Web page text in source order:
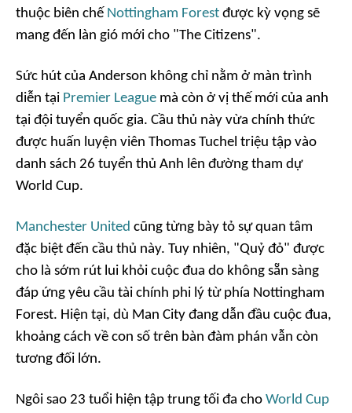
thuộc biên chế Nottingham Forest được kỳ vọng sẽ
mang đến làn gió mới cho "The Citizens".
Sức hút của Anderson không chỉ nằm ở màn trình
diễn tại Premier League mà còn ở vị thế mới của anh
tại đội tuyển quốc gia. Cầu thủ này vừa chính thức
được huấn luyện viên Thomas Tuchel triệu tập vào
danh sách 26 tuyển thủ Anh lên đường tham dự
World Cup.
Manchester United cũng từng bày tỏ sự quan tâm
đặc biệt đến cầu thủ này. Tuy nhiên, "Quỷ đỏ" được
cho là sớm rút lui khỏi cuộc đua do không sẵn sàng
đáp ứng yêu cầu tài chính phi lý từ phía Nottingham
Forest. Hiện tại, dù Man City đang dẫn đầu cuộc đua,
khoảng cách về con số trên bàn đàm phán vẫn còn
tương đối lớn.
Ngôi sao 23 tuổi hiện tập trung tối đa cho World Cup